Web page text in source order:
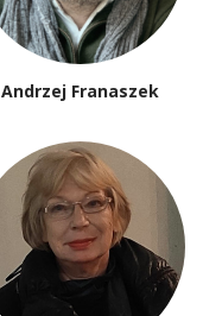
Andrzej Franaszek